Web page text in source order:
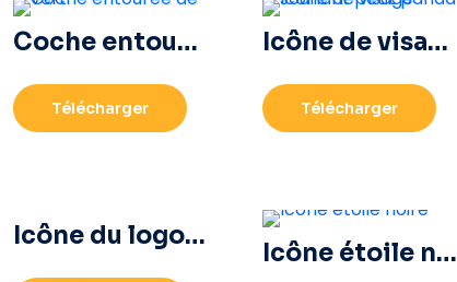
Coche entourée de vert
Télécharger
Icône de visage souriant petit panda
Télécharger
Icône du logo Ultra HD 8k monochrome noir
Icône étoile noire